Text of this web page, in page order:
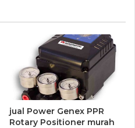
jual Power Genex PPR
Rotary Positioner murah